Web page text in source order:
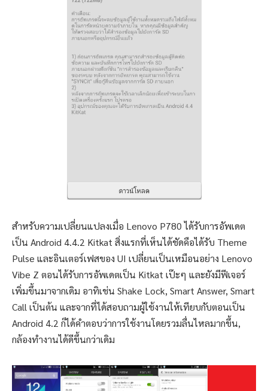
สำหรับความเปลี่ยนแปลงเมื่อ Lenovo P780 ได้รับการอัพเดต
เป็น Android 4.4.2 Kitkat สิ่งแรกที่เห็นได้ชัดคือได้รับ Theme
Pulse และอินเตอร์เฟสของ UI เปลี่ยนเป็นเหมือนอย่าง Lenovo
Vibe Z ตอนได้รับการอัพเดตเป็น Kitkat เป๊ะๆ และยังมีฟีเจอร์
เพิ่มขึ้นมาจากเดิม อาทิเช่น Shake Lock, Smart Answer, Smart
Call เป็นต้น และจากที่ได้สอบถามผู้ใช้งานให้เทียบกับตอนเป็น
Android 4.2 ก็ได้คำตอบว่าการใช้งานโดยรวมลื่นไหลมากขึ้น,
กล้องทำงานได้ดีขึ้นกว่าเดิม